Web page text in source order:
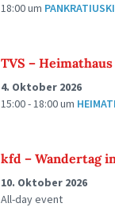
18:00um
TVS –
4. Oktober 2026
15:00 - 18:00um
kfd – Wandertag
10. Oktober 2026
All-day event